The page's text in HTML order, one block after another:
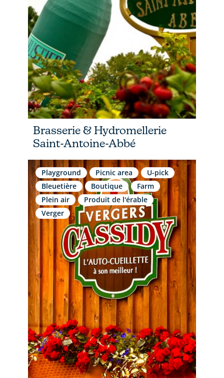
Brasserie & Hydromellerie
Saint-Antoine-Abbé
Playground Picnic area
U-pick
Bleuetière
Boutique
Farm
Plein air
Produit de l'érable
Verger